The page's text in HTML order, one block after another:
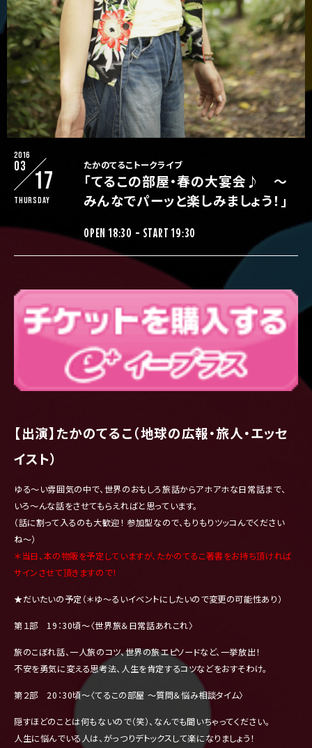
2016
03
17
Thursday
たかのてるこトークライブ
「てるこの部屋・春の大宴会♪ 〜
みんなでパーッと楽しみましょう！」
OPEN 18:30 - START 19:30
【出演】たかのてるこ（地球の広報・旅人・エッセ
イスト）
ゆる〜い雰囲気の中で、世界のおもしろ旅話からアホアホな日常話まで、
いろ〜んな話をさせてもらえればと思っています。
（話に割って入るのも大歓迎！ 参加型なので、もりもりツッコんでください
ね〜）
＊当日、本の物販を予定していますが、たかのてるこ著書をお持ち頂ければ
サインさせて頂きますので！
★だいたいの予定（＊ゆ〜るいイベントにしたいので変更の可能性あり）
第１部 19：30頃〜〈世界旅＆日常話あれこれ〉
旅のこぼれ話、一人旅のコツ、世界の旅エピソードなど、一挙放出！
不安を勇気に変える思考法、人生を肯定するコツなどをおすそわけ。
第２部 20：30頃〜〈てるこの部屋 〜質問＆悩み相談タイム〉
隠すほどのことは何もないので（笑）、なんでも聞いちゃってください。
人生に悩んでいる人は、がっつりデトックスして楽になりましょう！